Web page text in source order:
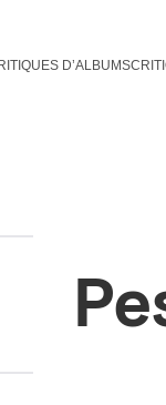
D’ALBUMS